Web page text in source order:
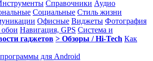
Справочники Аудио
Социальные Стиль жизни
Офисные Виджеты Фотография
Навигация, GPS Система и
гаджетов > Обзоры / Hi-Tech Как
для Android